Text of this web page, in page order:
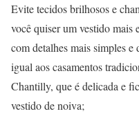
Evite tecidos brilhosos e
você quiser um vestido mais
com detalhes mais simples
igual aos casamentos
Chantilly, que é delicada e
vestido de noiva;